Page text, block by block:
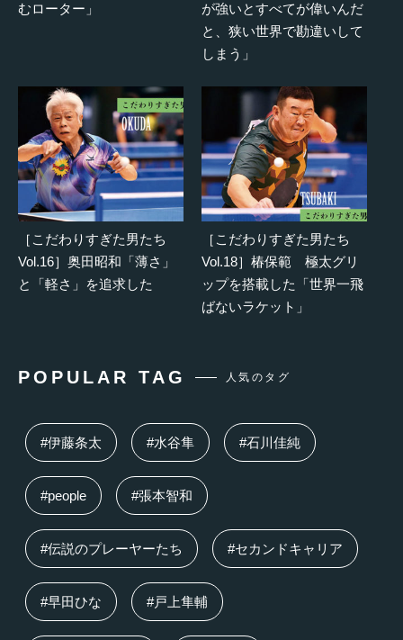
むローター」
が強いとすべてが偉いんだ
と、狭い世界で勘違いして
しまう」
［こだわりすぎた男たち
Vol.16］奥田昭和「薄さ」
と「軽さ」を追求した
［こだわりすぎた男たち
Vol.18］椿保範 極太グリ
ップを搭載した「世界一飛
ばないラケット」
POPULAR TAG 人気のタグ
#伊藤条太 #水谷隼 #石川佳純
#people #張本智和
#伝説のプレーヤーたち #セカンドキャリア
#早田ひな #戸上隼輔